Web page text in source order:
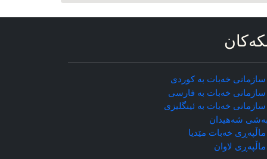
سازمانی خه‌بات به کوردی
سازمانی خه‌بات به فارسی
سازمانی خه‌بات به ئینگلیزی
شه‌هیدان
خه‌بات مێدیا
ماڵپه‌ڕی لاوان